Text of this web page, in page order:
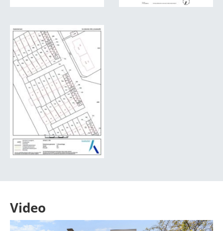
Video